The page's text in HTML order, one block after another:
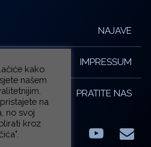
NAJAVE
IMPRESSUM
PRATITE NAS
FacebookLinkedIn E-
kako
našem
na
no svoj
kroz